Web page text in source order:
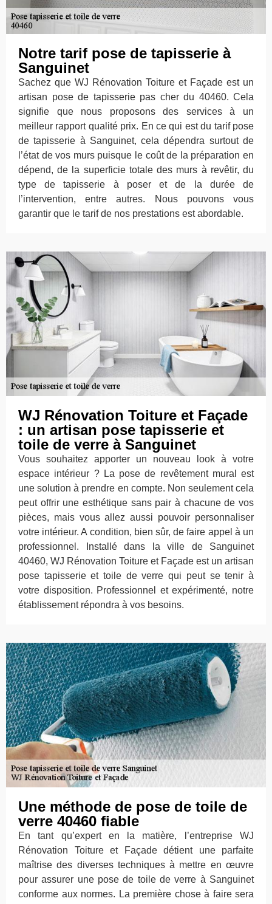
Notre tarif pose de tapisserie à
Sanguinet
Sachez que WJ Rénovation Toiture et Façade est un
artisan pose de tapisserie pas cher du 40460. Cela
signifie que nous proposons des services à un
meilleur rapport qualité prix. En ce qui est du tarif pose
de tapisserie à Sanguinet, cela dépendra surtout de
l’état de vos murs puisque le coût de la préparation en
dépend, de la superficie totale des murs à revêtir, du
type de tapisserie à poser et de la durée de
l’intervention, entre autres. Nous pouvons vous
garantir que le tarif de nos prestations est abordable.
WJ Rénovation Toiture et Façade
: un artisan pose tapisserie et
toile de verre à Sanguinet
Vous souhaitez apporter un nouveau look à votre
espace intérieur ? La pose de revêtement mural est
une solution à prendre en compte. Non seulement cela
peut offrir une esthétique sans pair à chacune de vos
pièces, mais vous allez aussi pouvoir personnaliser
votre intérieur. A condition, bien sûr, de faire appel à un
professionnel. Installé dans la ville de Sanguinet
40460, WJ Rénovation Toiture et Façade est un artisan
pose tapisserie et toile de verre qui peut se tenir à
votre disposition. Professionnel et expérimenté, notre
établissement répondra à vos besoins.
Une méthode de pose de toile de
verre 40460 fiable
En tant qu’expert en la matière, l’entreprise WJ
Rénovation Toiture et Façade détient une parfaite
maîtrise des diverses techniques à mettre en œuvre
pour assurer une pose de toile de verre à Sanguinet
conforme aux normes. La première chose à faire sera